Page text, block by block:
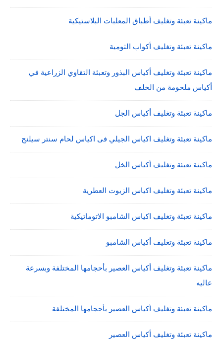
ماكينة تعبئة وتغليف أطباق المعلبات البلاستيكية
ماكينة تعبئة وتغليف أكواب الثومية
ماكينة تعبئة وتغليف أكياس البذور وتعبئة التقاوي الزراعية في
أكياس ملحومة من الخلف
ماكينة تعبئة وتغليف أكياس الجل
ماكينة تعبئة وتغليف اكياس الجيلي فى اكياس لحام سنتر سيلنج
ماكينة تعبئة وتغليف أكياس الخل
ماكينة تعبئة وتغليف اكياس الزيوت العطرية
ماكينة تعبئة وتغليف اكياس الشامبو الاتوماتيكية
ماكينة تعبئة وتغليف أكياس الشامبو
ماكينة تعبئة وتغليف أكياس العصير بأحجامها المختلفة وبسرعة
عاليه
ماكينة تعبئة وتغليف أكياس العصير بأحجامها المختلفة
ماكينة تعبئة وتغليف أكياس العصير